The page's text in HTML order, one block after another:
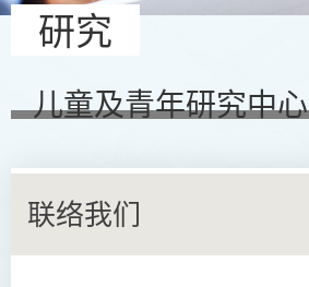
研究
儿童及青年研究中心
联络我们